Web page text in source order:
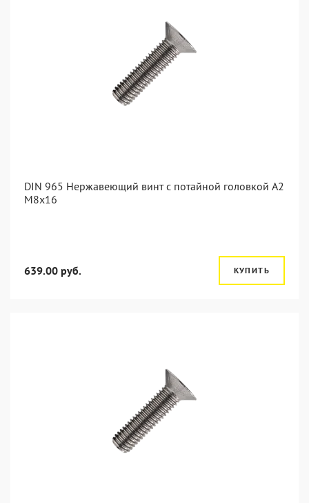
DIN 965 Нержавеющий винт с потайной головкой А2
М8x16
639.00 руб. КУПИТЬ